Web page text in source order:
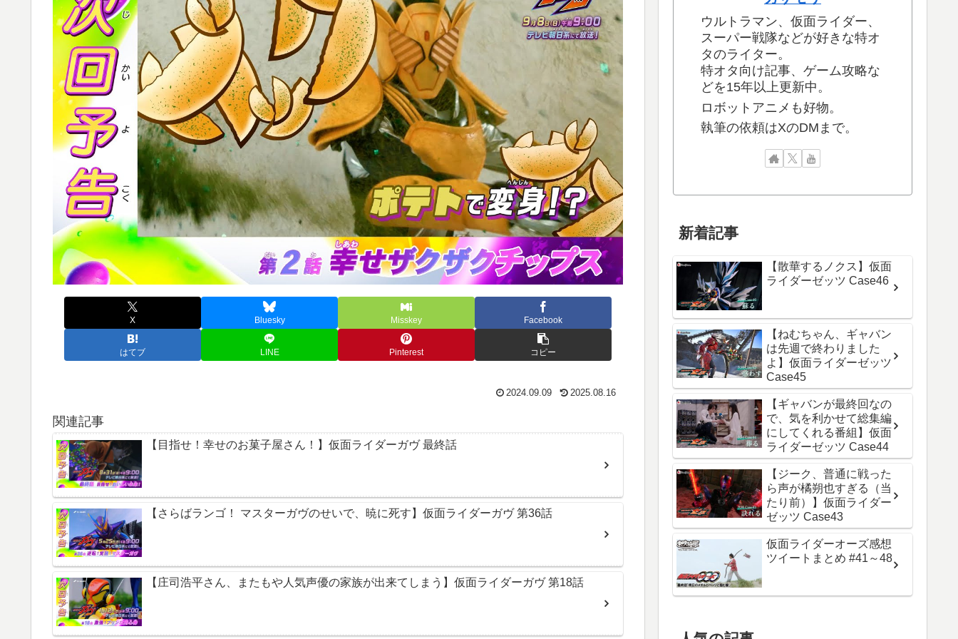
X Bluesky Misskey Facebook
はてブ LINE Pinterest コピー
2024.09.09 2025.08.16
関連記事
【目指せ！幸せのお菓子屋さん！】仮面ライダーガヴ 最終話
【さらばランゴ！ マスターガヴのせいで、暁に死す】仮面ライダーガヴ 第36話
【庄司浩平さん、またもや人気声優の家族が出来てしまう】仮面ライダーガヴ 第18話
ウルトラマン、仮面ライダー、
スーパー戦隊などが好きな特オ
タのライター。
特オタ向け記事、ゲーム攻略な
どを15年以上更新中。
ロボットアニメも好物。
執筆の依頼はXのDMまで。
新着記事
【散華するノクス】仮面
ライダーゼッツ Case46
【ねむちゃん、ギャバン
は先週で終わりました
よ】仮面ライダーゼッツ
Case45
【ギャバンが最終回なの
で、気を利かせて総集編
にしてくれる番組】仮面
ライダーゼッツ Case44
【ジーク、普通に戦った
ら声が橘朔也すぎる（当
たり前）】仮面ライダー
ゼッツ Case43
仮面ライダーオーズ感想
ツイートまとめ #41～48